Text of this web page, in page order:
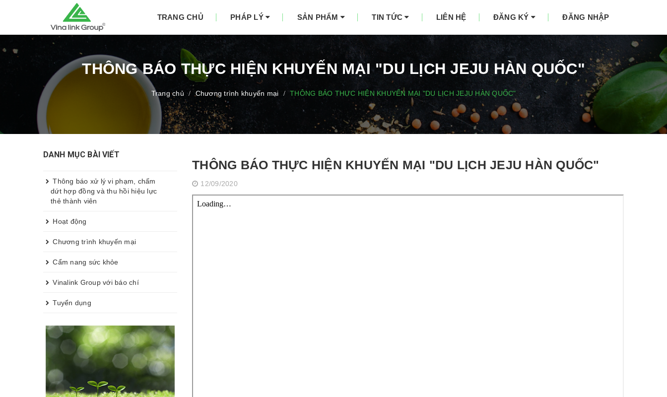
TRANG CHỦ PHÁP LÝ SẢN PHẨM TIN TỨC LIÊN HỆ ĐĂNG KÝ ĐĂNG NHẬP
THÔNG BÁO THỰC HIỆN KHUYẾN MẠI "DU LỊCH JEJU HÀN QUỐC"
Trang chủ / Chương trình khuyến mại / THÔNG BÁO THỰC HIỆN KHUYẾN MẠI "DU LỊCH JEJU HÀN QUỐC"
THÔNG BÁO THỰC HIỆN KHUYẾN MẠI "DU LỊCH JEJU HÀN QUỐC"
12/09/2020
DANH MỤC BÀI VIẾT
Thông báo xử lý vi phạm, chấm
dứt hợp đồng và thu hồi hiệu lực
thẻ thành viên
Hoạt động
Chương trình khuyến mại
Cẩm nang sức khỏe
Vinalink Group với báo chí
Tuyển dụng